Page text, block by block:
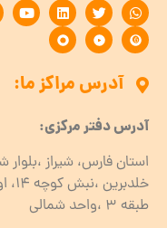
آدرس مراکز ما:
آدرس دفتر مرکزی:
استان فارس، شیراز
طبقه ۳ ،واحد شمالی